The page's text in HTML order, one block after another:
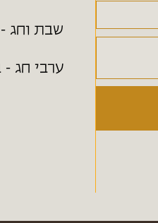
שבת וחג -
ערבי חג